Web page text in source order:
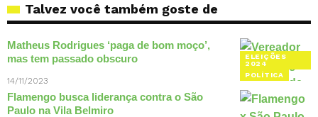
Talvez você também goste de
ELEIÇÕES
2024
POLÍTICA
Matheus Rodrigues ‘paga de bom moço’,
mas tem passado obscuro
14/11/2023
Flamengo busca liderança contra o São
Paulo na Vila Belmiro